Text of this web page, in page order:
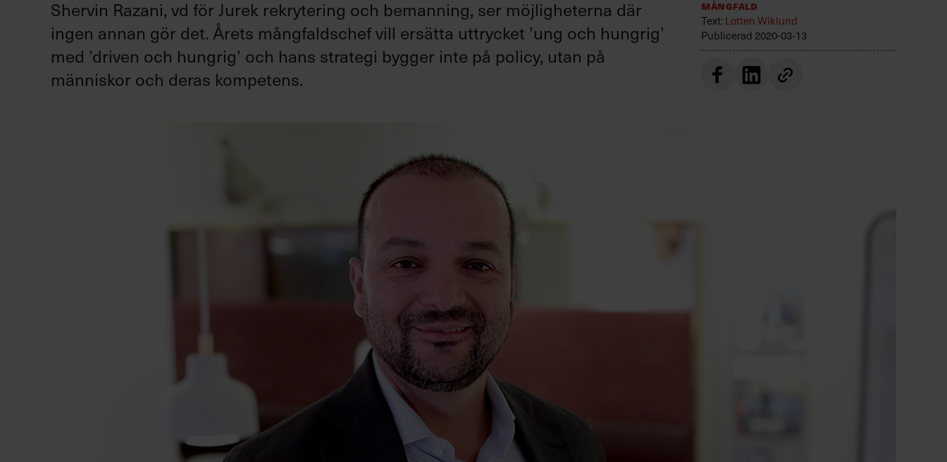
Shervin Razani, vd för Jurek rekrytering och bemanning, ser möjligheterna där
ingen annan gör det. Årets mångfaldschef vill ersätta uttrycket ’ung och hungrig’
med ’driven och hungrig’ och hans strategi bygger inte på policy, utan på
människor och deras kompetens.
Mångfald
Text:Lotten Wiklund
Publicerad 2020-03-13